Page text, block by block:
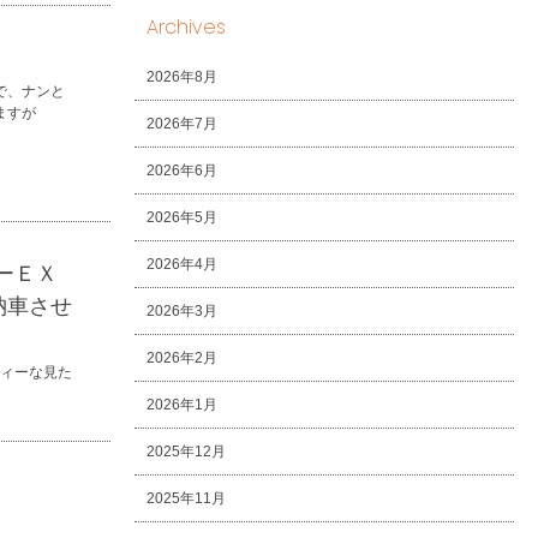
ナンと
すが
ＥＸ
させ
ーな見た
Archives
2026年8月
2026年7月
2026年6月
2026年5月
2026年4月
2026年3月
2026年2月
2026年1月
2025年12月
2025年11月